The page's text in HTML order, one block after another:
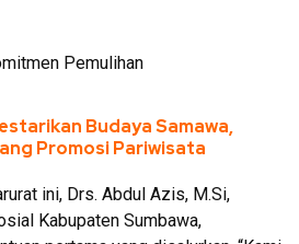
Pemulihan
Budaya Samawa,
Promosi Pariwisata
ini, Drs. Abdul Azis, M.Si,
Kabupaten Sumbawa,